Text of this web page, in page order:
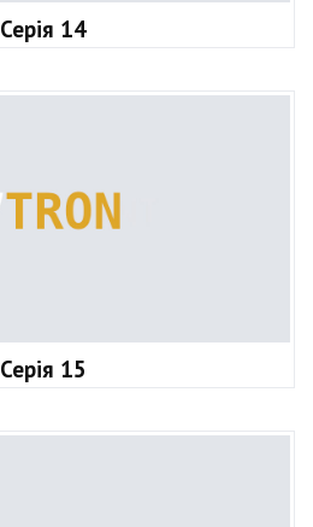
Серія 14
Серія 15